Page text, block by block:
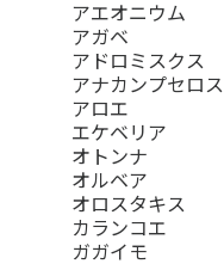
アエオニウム
アガベ
アドロミスクス
アナカンプセロス
アロエ
エケベリア
オトンナ
オルベア
オロスタキス
カランコエ
ガガイモ